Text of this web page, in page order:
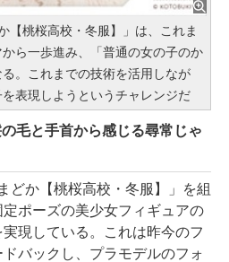
【桃桜高校・冬服】」は、これま
ら一歩進み、「普通の女の子のか
。これまでの技術を活用しなが
表現しようというチャレンジだ
毛と手首から感じる尋常じゃ
どか【桃桜高校・冬服】」を組
ポーズの美少女フィギュアの
現している。これは昨今のフ
バックし、プラモデルのフォ